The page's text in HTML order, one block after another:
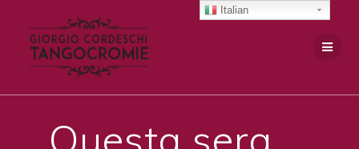
Questa sera …
Italian